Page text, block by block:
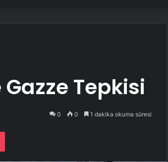
Tepkisi
0 0 1 dakika okuma süresi
Pocket